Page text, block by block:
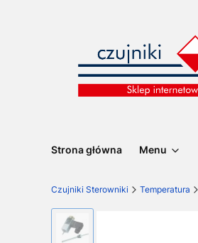
Strona główna Menu
Czujniki Sterowniki Temperatura